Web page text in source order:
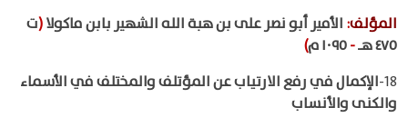
المؤلف: الأمير أبو نصر على بن هبة الله الشهير بابن ماكولا(ت
٤٧٥ هـ
-
)
18- الإكمال في رفع الارتياب عن المؤتلف والمختلف في الأسماء
والكنى والأنساب